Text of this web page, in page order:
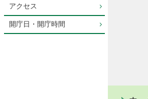
アクセス
開庁日・開庁時間